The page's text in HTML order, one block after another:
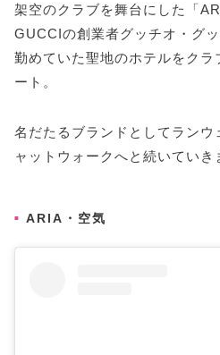
架空のクラブを舞台にした「
GUCCIの創業者グッチオ・グ
勤めていた聖地のホテルをクラ
ート。
名だたるブランドとしてランウ
ャットウォークへと続いていき
ARIA・空気